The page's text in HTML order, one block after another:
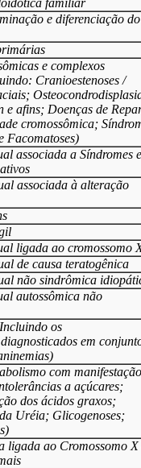
e diferenciação do
e complexos
Cranioestenoses /
e afins; Doenças de
cromossômica;
Facomatoses)
associada a Síndromes e
associada à alteração
ligada ao cromossomo
de causa teratogênica
não sindrômica
autossômica não
os
em
com manifestação
a açúcares;
dos ácidos graxos;
Uréia; Glicogenoses;
ligada ao Cromossomo X